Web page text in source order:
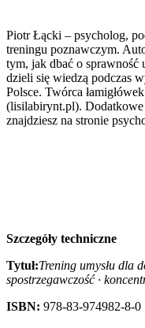
Piotr Łącki – psycholog,
treningu poznawczym.
tym, jak dbać o sprawność
dzieli się wiedzą podczas
Polsce. Twórca
(lisilabirynt.pl). Dodatkowe
znajdziesz na stronie
Szczegóły techniczne
Tytuł:Trening umysłu dla
spostrzegawczość ·
ISBN: 978-83-974982-8-0